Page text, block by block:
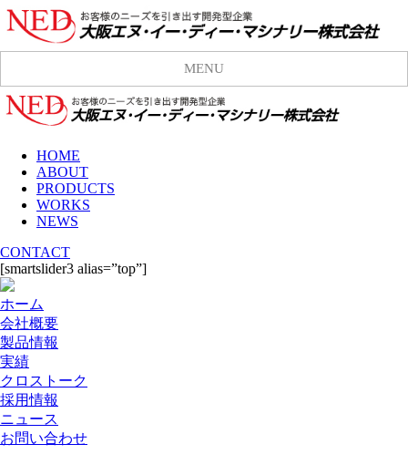
MENU
HOME
ABOUT
PRODUCTS
WORKS
NEWS
CONTACT
[smartslider3 alias=”top”]
ホーム
会社概要
製品情報
実績
クロストーク
採用情報
ニュース
お問い合わせ